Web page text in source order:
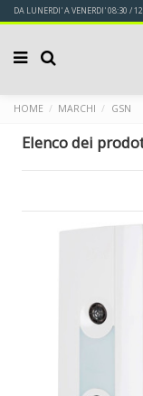
DA LUNERDI' A VENERDI' 08:30 /
HOME MARCHI GSN
Elenco dei